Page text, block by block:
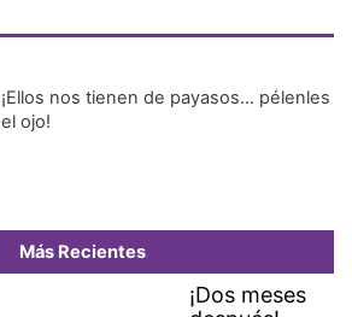
¡Ellos nos tienen de payasos… pélenles
el ojo!
Más Recientes
¡Dos meses